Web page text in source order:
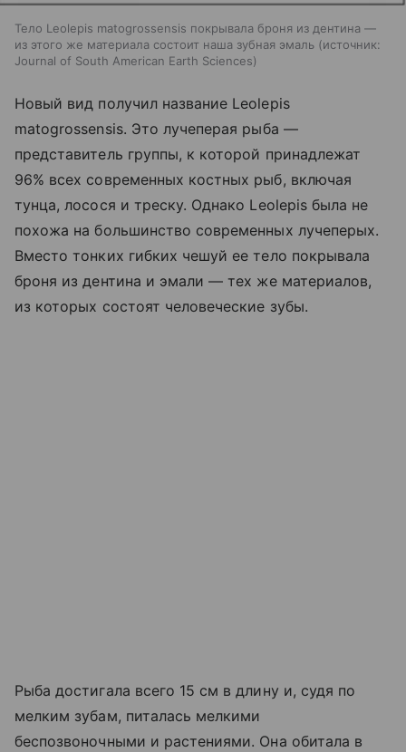
Тело Leolepis matogrossensis покрывала броня из дентина —
из этого же материала состоит наша зубная эмаль
источник:
Journal of South American Earth Sciences
Новый вид получил название Leolepis
matogrossensis. Это лучеперая рыба —
представитель группы, к которой принадлежат
96% всех современных костных рыб, включая
тунца, лосося и треску. Однако Leolepis была не
похожа на большинство современных лучеперых.
Вместо тонких гибких чешуй ее тело покрывала
броня из дентина и эмали — тех же материалов,
из которых состоят человеческие зубы.
Рыба достигала всего 15 см в длину и, судя по
мелким зубам, питалась мелкими
беспозвоночными и растениями. Она обитала в